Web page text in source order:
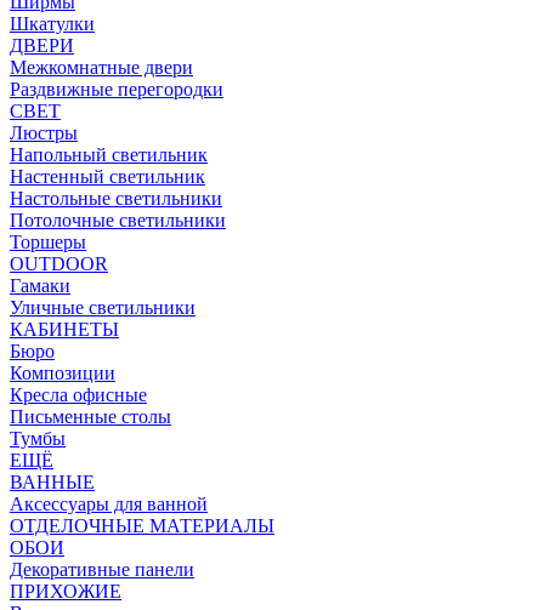
Шкатулки
ДВЕРИ
Межкомнатные двери
Раздвижные перегородки
СВЕТ
Люстры
Напольный светильник
Настенный светильник
Настольные светильники
Потолочные светильники
Торшеры
OUTDOOR
Гамаки
Уличные светильники
КАБИНЕТЫ
Бюро
Композиции
Кресла офисные
Письменные столы
Тумбы
ЕЩЁ
ВАННЫЕ
Аксессуары для ванной
ОТДЕЛОЧНЫЕ МАТЕРИАЛЫ
ОБОИ
Декоративные панели
ПРИХОЖИЕ